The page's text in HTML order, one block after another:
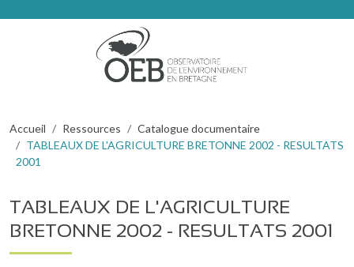
Fil d'Ariane
Accueil Ressources
Catalogue documentaire
TABLEAUX DE L'AGRICULTURE BRETONNE 2002 - RESULTATS
2001
TABLEAUX DE L'AGRICULTURE
BRETONNE 2002 - RESULTATS 2001